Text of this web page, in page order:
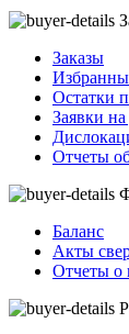
Заказы
Остатки
Заявки
Отчеты
Баланс
Акты
Отчеты о